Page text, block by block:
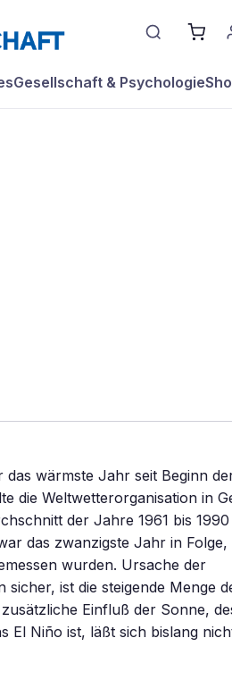
Gesellschaft & Psychologie
wärmste Jahr seit Beginn
die Weltwetterorganisation in
der Jahre 1961 bis 1990
das zwanzigste Jahr in Folge,
wurden. Ursache der
ist die steigende Menge
Einfluß der Sonne,
El Niño ist, läßt sich bislang